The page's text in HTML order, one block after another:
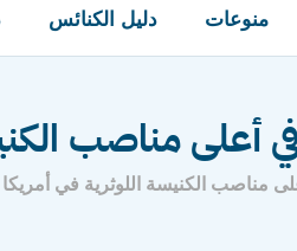
منوعات دليل الكنائس
مناصب
الكنيسة اللوثرية في أمريكا